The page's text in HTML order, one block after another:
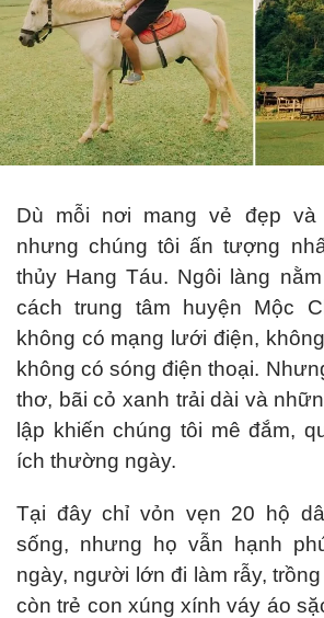
Dù mỗi nơi mang vẻ đẹp và
nhưng chúng tôi ấn tượng
thủy Hang Táu. Ngôi làng
cách trung tâm huyện Mộc
không có mạng lưới điện,
không có sóng điện thoại.
thơ, bãi cỏ xanh trải dài và
lập khiến chúng tôi mê đắm,
ích thường ngày.
Tại đây chỉ vỏn vẹn 20 hộ
sống, nhưng họ vẫn hạnh
ngày, người lớn đi làm rẫy,
còn trẻ con xúng xính váy áo